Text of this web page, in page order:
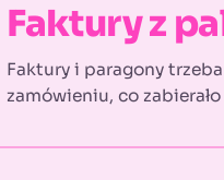
Faktury z
Faktury i paragony
zamówieniu, co